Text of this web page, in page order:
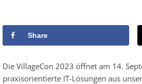
Share
­­Die VillageCon 2023 öffnet am 14.
praxisorientierte IT-Lösungen aus